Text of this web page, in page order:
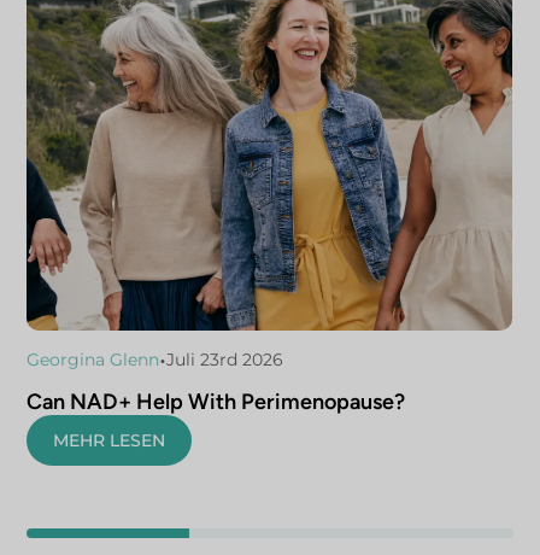
Georgina Glenn•Juli 23rd 2026
Can NAD+ Help With Perimenopause?
MEHR LESEN